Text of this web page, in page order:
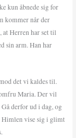
kun åbnede sig for
kommer når der
at Herren har set til
sin arm. Han har
det vi kaldes til.
Maria. Der vil
derfor ud i dag, og
Himlen vise sig i glimt